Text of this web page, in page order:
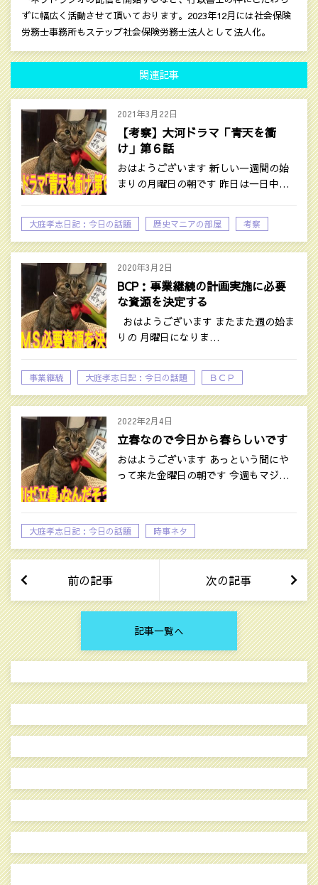
ずに幅広く活動させて頂いております。2023年12月には社会保険
労務士事務所もステップ社会保険労務士法人として法人化。
関連記事
2021年3月22日
【考察】大河ドラマ「青天を衝
け」第６話
おはようございます 新しい一週間の始
まりの月曜日の朝です 昨日は一日中…
大庭孝志日記：今日の話題 歴史マニアの部屋 考察
2020年3月2日
BCP：事業継続の計画実施に必要
な資源を決定する
おはようございます またまた週の始ま
りの 月曜日になりま…
事業継続 大庭孝志日記：今日の話題 ＢＣＰ
2022年2月4日
立春なので今日から春らしいです
おはようございます あっという間にや
って来た金曜日の朝です 今週もマジ…
大庭孝志日記：今日の話題 時事ネタ
前の記事 次の記事
記事一覧へ